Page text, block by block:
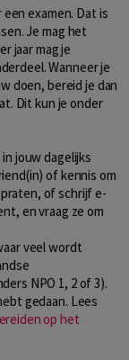
examen. Dat is
Je mag het
jaar mag je
Wanneer je
doen, bereid je dan
Dit kun je onder
jouw dagelijks
of kennis om
of schrijf e-
en vraag ze om
veel wordt
NPO 1, 2 of 3).
gedaan. Lees
op het